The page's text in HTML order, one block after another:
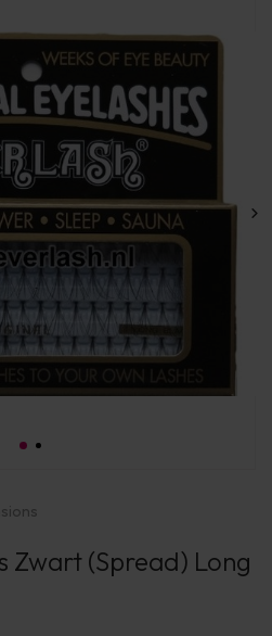
Zwart (Spread) Long